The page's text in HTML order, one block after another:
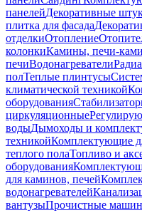
панелейДекоративные
плитка для фасада
отделкиОтопление
колонкиКамины, печи-
печиВодонагреватели
полТеплые плинтусы
климатической техникой
оборудования
циркуляционные
водыДымоходы и
техникойКомплектующие
теплого полаТопливо и
оборудования
для каминов, печей
водонагревателей
вантузыПрочистные